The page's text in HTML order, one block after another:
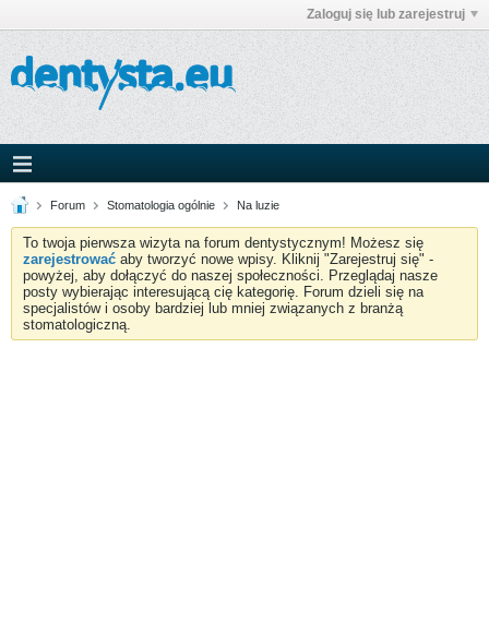
Zaloguj się lub zarejestruj
Forum Stomatologia ogólnie Na luzie
To twoja pierwsza wizyta na forum dentystycznym! Możesz się
zarejestrować aby tworzyć nowe wpisy. Kliknij "Zarejestruj się" -
powyżej, aby dołączyć do naszej społeczności. Przeglądaj nasze
posty wybierając interesującą cię kategorię. Forum dzieli się na
specjalistów i osoby bardziej lub mniej związanych z branżą
stomatologiczną.